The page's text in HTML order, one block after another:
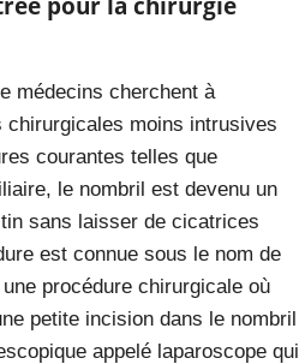
médecins cherchent à
chirurgicales moins intrusives
courantes telles que
le nombril est devenu un
sans laisser de cicatrices
est connue sous le nom de
une procédure chirurgicale où
petite incision dans le nombril
appelé laparoscope qui